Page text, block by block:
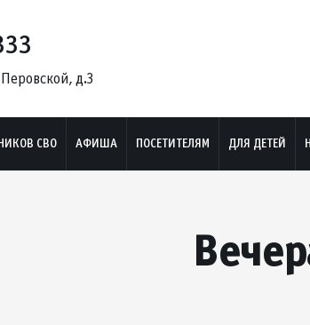
д.3
СВО АФИША ПОСЕТИТЕЛЯМ ДЛЯ ДЕТЕЙ